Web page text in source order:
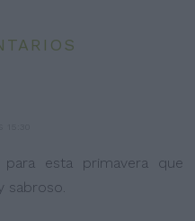
esta primavera que
sabroso.